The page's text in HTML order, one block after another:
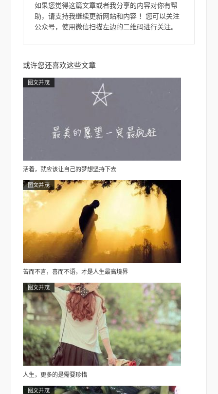
`Д
´-)
ノ
如果您觉得这篇文章或者我分享的内容对你有帮
助，请支持我继续更新网站和内容 ！您可以关注
公众号，使用微信扫描左边的二维码进行关注。
或许您还喜欢这些文章
图文并茂
活着，就应该让自己的梦想坚持下去
图文并茂
苦而不言，喜而不语，才是人生最高境界
图文并茂
人生，更多的是需要珍惜
图文并茂